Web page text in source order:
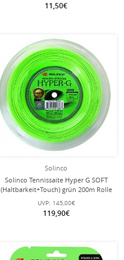
11,50€
Solinco
Solinco Tennissaite Hyper G SOFT
(Haltbarkeit+Touch) grün 200m Rolle
UVP: 145,00€
119,90€